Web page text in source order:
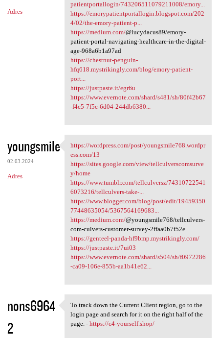
Adres
patientportallogin/743206511079211008/emory...
https://emorypatientportallogin.blogspot.com/202
4/02/the-emory-patient-p...
https://medium.com/@lucydacus89/emory-
patient-portal-navigating-healthcare-in-the-digital-
age-968a6b1a97ad
https://chestnut-penguin-
hfq618.mystrikingly.com/blog/emory-patient-
port...
https://justpaste.it/egr6u
https://www.evernote.com/shard/s481/sh/80f42b67
-f4c5-7f5c-6d04-244db6380...
youngsmile
02.03.2024
Adres
https://wordpress.com/post
https://wordpress.com/post/youngsmile768.wordpr
ess.com/13
https://sites.google.com/view/tellculverscomsurve
y/home
https://www.tumblr.com/tellculversz/74310722541
6073216/tellculvers-take-...
https://www.blogger.com/blog/post/edit/19459350
77448635054/5367564169683...
https://medium.com/@youngsmile768/tellculvers-
com-culvers-customer-survey-2ffaa0b7f52e
https://genteel-panda-hf9bmp.mystrikingly.com/
https://justpaste.it/7ui03
https://www.evernote.com/shard/s504/sh/f0972286
-ca09-106e-855b-aa1b41e62...
nons6964
2
To track down the Current
To track down the Current Client region, go to the
login page and search for it on the right half of the
page. - https://c4-yourself.shop/